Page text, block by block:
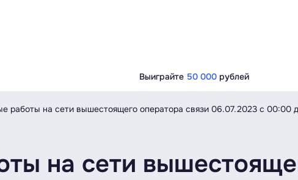
Выиграйте 50 000 рублей
работы на сети вышестоящего оператора связи 06.07.2023 с 00:00
на сети